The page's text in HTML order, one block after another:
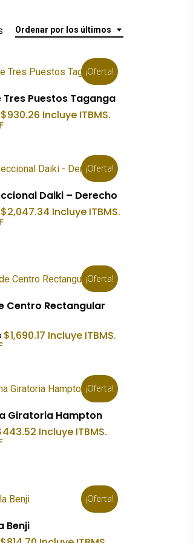
Ordenar por los últimos
Ordenado
los
últimos
¡Oferta!
Añadir Al Carrito
Tres Puestos Taganga
El
precio
$930.26El
precio
Incluye ITBMS.
¡Oferta!
Añadir Al CarritoDaiki – Derecho
El
precio
original
$2,047.34El
precio
Incluye ITBMS.
¡Oferta!
Al Carrito
Centro Rectangular
El
precio
$1,690.17El
precio
$1,690.17.
Incluye ITBMS.
¡Oferta!
Al Carrito
Giratoria Hampton
443.52El
precio
Incluye ITBMS.
¡Oferta!
Al Carrito
Benji